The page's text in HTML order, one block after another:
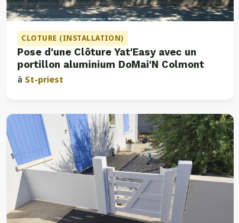
CLOTURE (INSTALLATION)
Pose d'une Clôture Yat'Easy avec un
portillon aluminium DoMai'N Colmont
à St-priest